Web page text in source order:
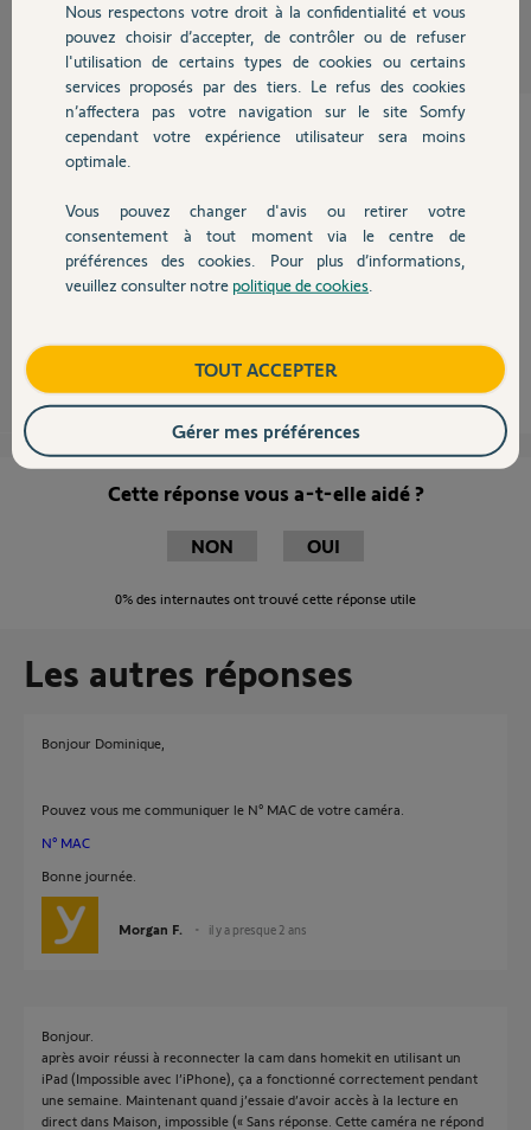
Chauffage
Autres produits
Devis avec un pro
Contact
Dominique M.
il y a presque 2 ans
Bonjour à vous,
Veuillez suivre le post ci-dessous :
Live caméra Apple home kit
il y a plus d'un an
Cette réponse vous a-t-elle aidé ?
NON OUI
0% des internautes ont trouvé cette réponse utile
Les autres réponses
Bonjour Dominique,
Pouvez vous me communiquer le N° MAC de votre caméra.
N° MAC
Bonne journée.
Morgan F. il y a presque 2 ans
Bonjour.
après avoir réussi à reconnecter la cam dans homekit en utilisant un
iPad (Impossible avec l’iPhone), ça a fonctionné correctement pendant
une semaine. Maintenant quand j’essaie d’avoir accès à la lecture en
direct dans Maison, impossible (« Sans réponse. Cette caméra ne répond
Nous respectons votre droit à la confidentialité et vous
pouvez choisir d’accepter, de contrôler ou de refuser
l'utilisation de certains types de cookies ou certains
services proposés par des tiers. Le refus des cookies
n’affectera pas votre navigation sur le site Somfy
cependant votre expérience utilisateur sera moins
optimale.
Vous pouvez changer d'avis ou retirer votre
consentement à tout moment via le centre de
préférences des cookies. Pour plus d’informations,
veuillez consulter notre politique de cookies
TOUT ACCEPTER
Gérer mes préférences